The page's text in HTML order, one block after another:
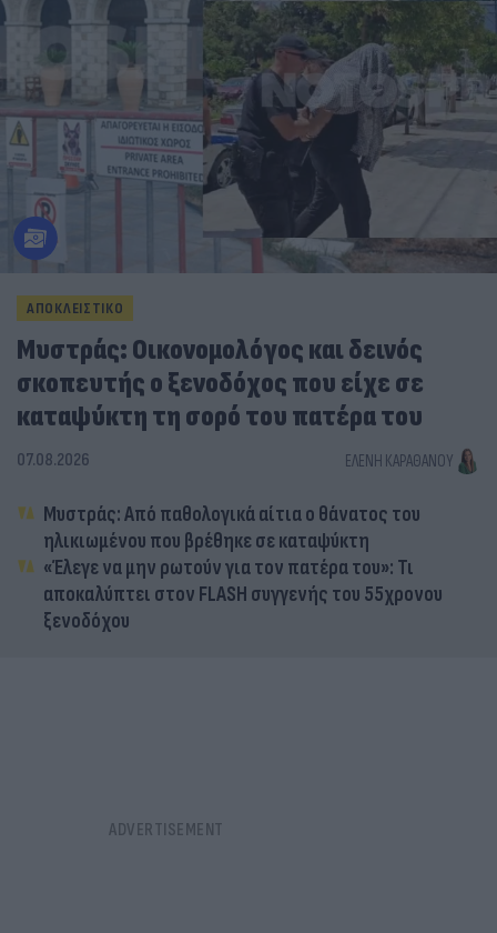
ΑΠΟΚΛΕΙΣΤΙΚΟ
Μυστράς: Οικονομολόγος και δεινός
σκοπευτής ο ξενοδόχος που είχε σε
καταψύκτη τη σορό του πατέρα του
Μυστράς: Από παθολογικά αίτια ο θάνατος του
ηλικιωμένου που βρέθηκε σε καταψύκτη
«Έλεγε να μην ρωτούν για τον πατέρα του»: Τι
αποκαλύπτει στον FLASH συγγενής του 55χρονου